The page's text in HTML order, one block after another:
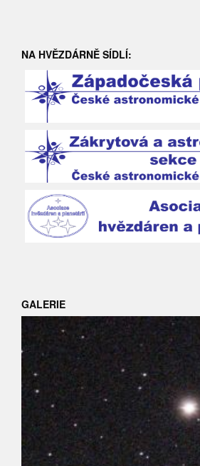
NA HVĚZDÁRNĚ SÍDLÍ:
GALERIE